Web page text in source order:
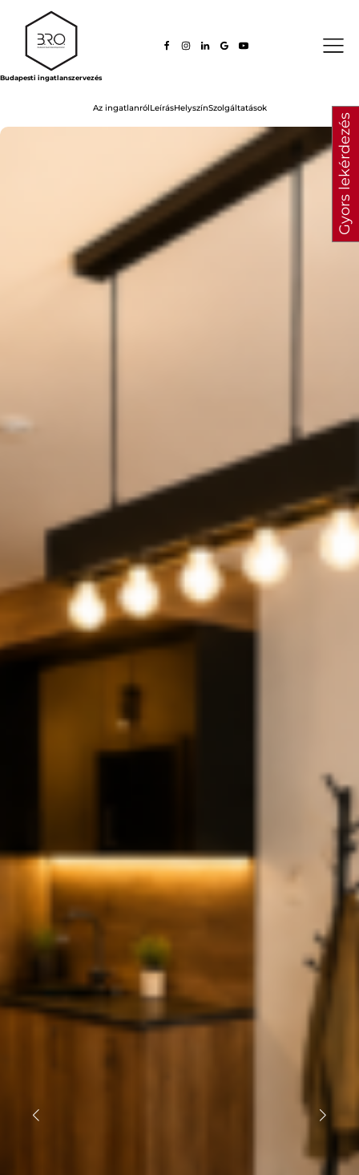
Budapesti ingatlanszervezés
Az ingatlanrólLeírásHelyszínSzolgáltatások
Gyors lekérdezés